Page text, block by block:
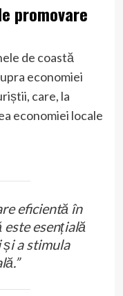
promovare
de coastă
economiei
care, la
economiei locale
eficientă în
esențială
a stimula